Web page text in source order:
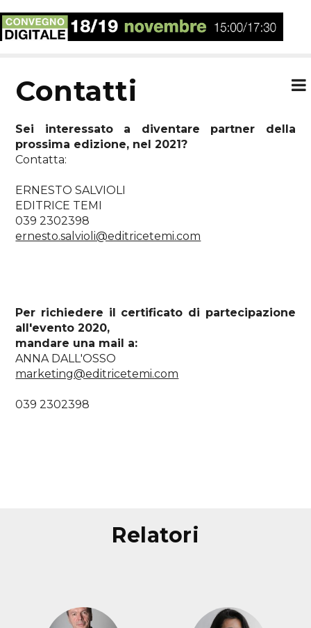
contatti
Sei interessato a diventare partner della
prossima edizione, nel 2021?
Contatta:
ERNESTO SALVIOLI
EDITRICE TEMI
039 2302398
ernesto.salvioli@editricetemi.com
Per richiedere il certificato di partecipazione
all'evento 2020,
mandare una mail a:
ANNA DALL'OSSO
marketing@editricetemi.com
039 2302398
relatori